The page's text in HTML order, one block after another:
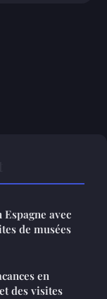
avec
de musées
en
des visites